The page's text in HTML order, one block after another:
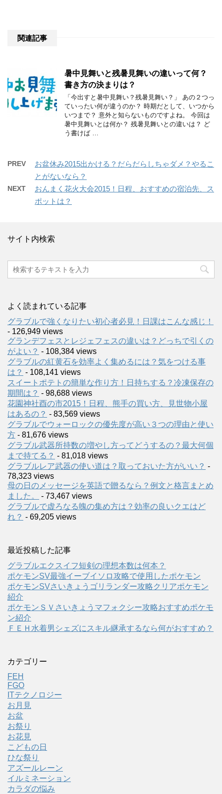
関連記事
暑中見舞いと残暑見舞いの違いって何？
書き方の決まりは？
「今出すと暑中見舞い？残暑見舞い？」 あの２つっ
ていったい何が違うのか？ 時期だとして、いつから
いつまで？ 意外と知らないものですよね。 今回は
暑中見舞いとは何か？ 残暑見舞いとの違いは？ ど
う書けば …
PREV
お盆休み2015出かける？だらだらしちゃダメ？やるこ
とがないなら？
NEXT
おんまく花火大会2015！日程、おすすめの宿泊先、ス
ポットは？
サイト内検索
よく読まれている記事
グラブルで強くなりたい初心者必見！日課はこんな感じ！
- 126,949 views
グランデフェスとレジェフェスの違いは？どっちで引くの
がよい？ - 108,384 views
グラブルの紅黄石を効率よく集めるには？気をつける事
は？ - 108,141 views
スイートポテトの簡単な作り方！日持ちする？冷凍保存の
期間は？ - 98,688 views
花園神社酉の市2015！日程、熊手の買い方、見世物小屋
はあるの？ - 83,569 views
グラブルでウォーロックの優先度が高い３つの理由と使い
方 - 81,676 views
グラブル武器所持数の増やし方ってどうするの？最大何個
まで持てる？ - 81,018 views
グラブルレア武器の使い道は？取っておいた方がいい？ -
78,323 views
母の日のメッセージを英語で贈るなら？例文と格言まとめ
ました。
- 73,467 views
グラブルで虚ろなる魄の集め方は？効率の良いクエはど
れ？ - 69,205 views
最近投稿した記事
グラブルエクスイフ短剣の理想本数は何本？
ポケモンSV最強イーブイソロ攻略で使用したポケモン
ポケモンSVさいきょうゴリランダー攻略クリアポケモン
紹介
ポケモンＳＶさいきょうマフォクシー攻略おすすめポケモ
ン紹介
ＦＥＨ水着男シェズにスキル継承するなら何がおすすめ？
カテゴリー
FEH
FGO
ITテクノロジー
お月見
お盆
お祭り
お花見
こどもの日
ひな祭り
アズールレーン
イルミネーション
カラダの悩み